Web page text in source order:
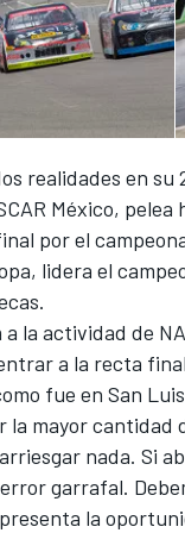
realidades en su
México,
por el
lidera el
la actividad de
a la recta
fue en San
mayor cantidad
nada. Si
garrafal.
la